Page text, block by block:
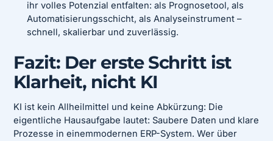
ihr volles Potenzial entfalten: als Prognosetool, als
Automatisierungsschicht, als Analyseinstrument –
schnell, skalierbar und zuverlässig.
Fazit: Der erste Schritt ist
Klarheit, nicht KI
KI ist kein Allheilmittel und keine Abkürzung: Die
eigentliche Hausaufgabe lautet: Saubere Daten und klare
Prozesse in einemmodernen ERP-System. Wer über